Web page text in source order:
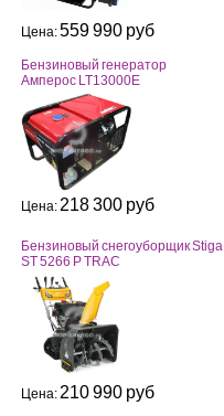
Цена:559 990 руб
Бензиновый генератор
Амперос LT13000E
Цена: 218 300 руб
Бензиновый снегоуборщик Stiga
ST 5266 P TRAC
Цена: 210 990 руб